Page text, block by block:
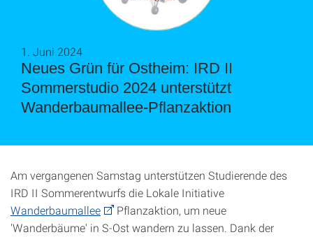
Neues Grün für Ostheim: IRD II
Sommerstudio 2024 unterstützt
Wanderbaumallee-Pflanzaktion
1. Juni 2024
Am vergangenen Samstag unterstützen Studierende des
IRD II Sommerentwurfs die Lokale Initiative
Wanderbaumallee
Pflanzaktion, um neue
'Wanderbäume' in S-Ost wandern zu lassen. Dank der